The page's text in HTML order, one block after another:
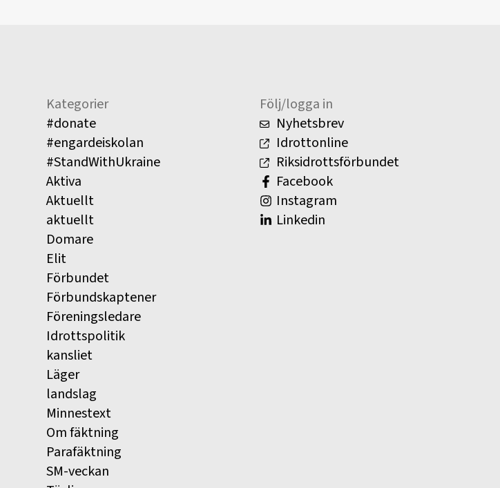
Kategorier
#donate
#engardeiskolan
#StandWithUkraine
Aktiva
Aktuellt
aktuellt
Domare
Elit
Förbundet
Förbundskaptener
Föreningsledare
Idrottspolitik
kansliet
Läger
landslag
Minnestext
Om fäktning
Parafäktning
SM-veckan
Följ/logga in
Nyhetsbrev
Idrottonline
Riksidrottsförbundet
Facebook
Instagram
Linkedin